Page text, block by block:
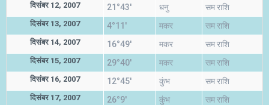
दिसंबर 12, 2007 21°43' धनु सम राशि
दिसंबर 13, 2007 4°11' मकर सम राशि
दिसंबर 14, 2007 16°49' मकर सम राशि
दिसंबर 15, 2007 29°40' मकर सम राशि
दिसंबर 16, 2007 12°45' कुंभ सम राशि
दिसंबर 17, 2007 26°9' कुंभ सम राशि